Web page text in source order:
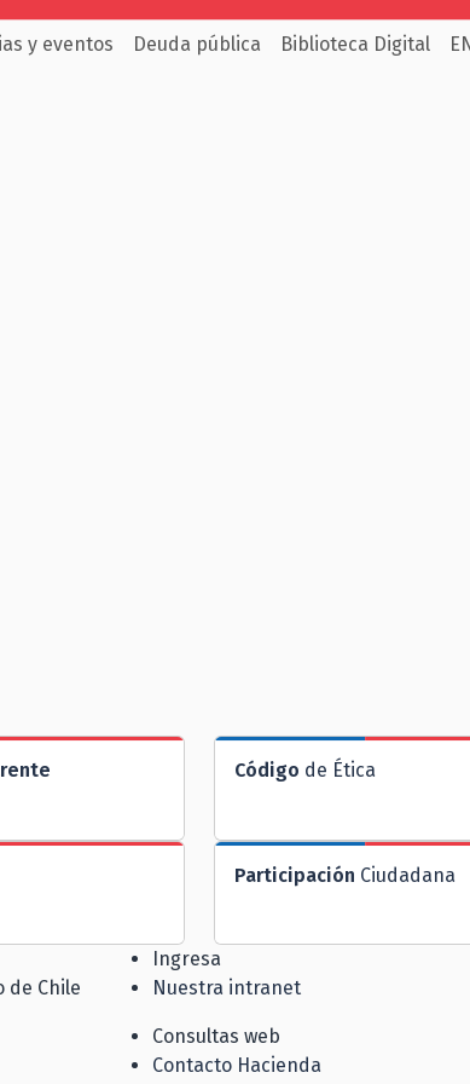
y eventos Deuda pública Biblioteca Digital
Código de Ética
Participación Ciudadana
de Chile
Ingresa
Nuestra intranet
Consultas web
Contacto Hacienda